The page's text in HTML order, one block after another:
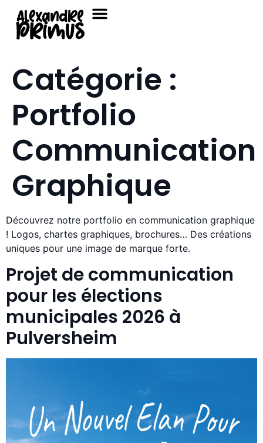
Catégorie :
Portfolio
Communication
Graphique
Découvrez notre portfolio en communication graphique
! Logos, chartes graphiques, brochures… Des créations
uniques pour une image de marque forte.
Projet de communication
pour les élections
municipales 2026 à
Pulversheim